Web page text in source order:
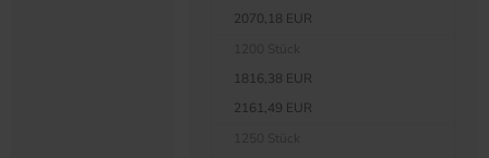
2070,18 EUR
1816,38 EUR
2161,49 EUR